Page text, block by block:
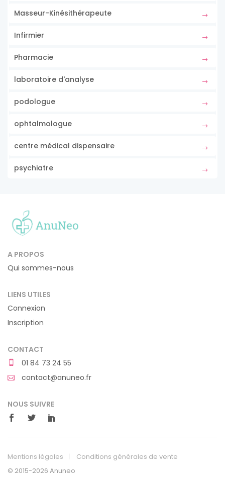
Masseur-Kinésithérapeute
Infirmier
Pharmacie
laboratoire d'analyse
podologue
ophtalmologue
centre médical dispensaire
psychiatre
A PROPOS
Qui sommes-nous
LIENS UTILES
Connexion
Inscription
CONTACT
01 84 73 24 55
contact@anuneo.fr
NOUS SUIVRE
Mentions légales
Conditions générales de vente
© 2015-2026 Anuneo